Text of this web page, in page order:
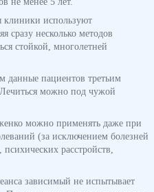
клиники используют
сразу несколько методов
стойкой, многолетней
данные пациентов третьим
можно под чужой
можно применять даже при
(за исключением болезней
расстройств,
зависимый не испытывает